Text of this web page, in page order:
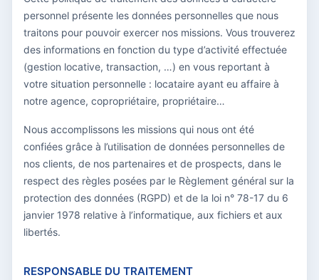
personnel présente les données personnelles que nous
traitons pour pouvoir exercer nos missions. Vous trouverez
des informations en fonction du type d’activité effectuée
(gestion locative, transaction, …) en vous reportant à
votre situation personnelle : locataire ayant eu affaire à
notre agence, copropriétaire, propriétaire…
Nous accomplissons les missions qui nous ont été
confiées grâce à l’utilisation de données personnelles de
nos clients, de nos partenaires et de prospects, dans le
respect des règles posées par le Règlement général sur la
protection des données (RGPD) et de la loi n° 78-17 du 6
janvier 1978 relative à l’informatique, aux fichiers et aux
libertés.
RESPONSABLE DU TRAITEMENT